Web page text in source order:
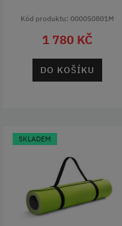
Kód produktu: 000050801M
1 780 KČ
DO KOŠÍKU
SKLADEM